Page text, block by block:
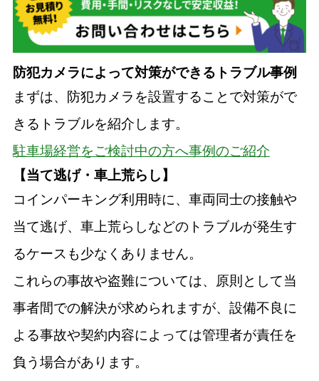
防犯カメラによって対策ができるトラブル事例
まずは、防犯カメラを設置することで対策がで
きるトラブルを紹介します。
駐車場経営をご検討中の方へ事例のご紹介
【当て逃げ・車上荒らし】
コインパーキング利用時に、車両同士の接触や
当て逃げ、車上荒らしなどのトラブルが発生す
るケースも少なくありません。
これらの事故や盗難については、原則として当
事者間での解決が求められますが、設備不良に
よる事故や契約内容によっては管理者が責任を
負う場合があります。